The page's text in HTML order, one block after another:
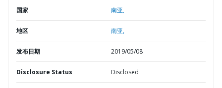
国家 南亚,
地区 南亚,
发布日期 2019/05/08
Disclosure Status Disclosed